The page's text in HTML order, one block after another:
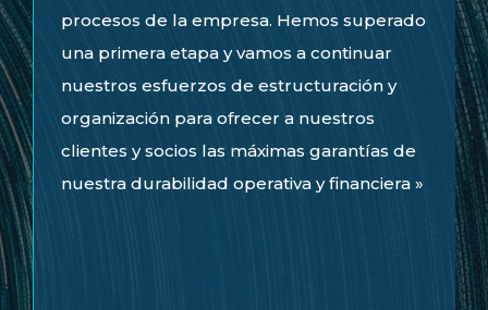
procesos de la empresa. Hemos superado
una primera etapa y vamos a continuar
nuestros esfuerzos de estructuración y
organización para ofrecer a nuestros
clientes y socios las máximas garantías de
nuestra durabilidad operativa y financiera »